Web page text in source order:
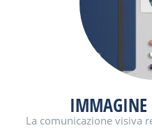
IMMAGINE
La comunicazione visiva